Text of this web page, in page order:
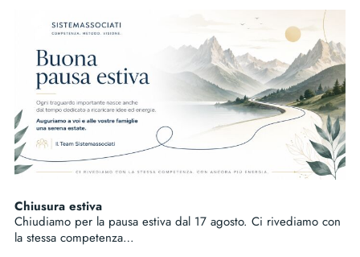
Chiusura estiva
Chiudiamo per la pausa estiva dal 17 agosto. Ci rivediamo con
la stessa competenza…